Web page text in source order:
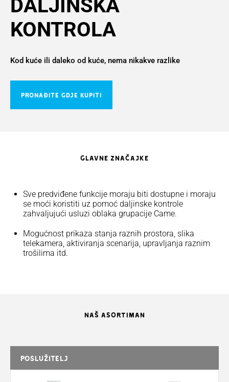
DALJINSKA
KONTROLA
Kod kuće ili daleko od kuće, nema nikakve razlike
PRONAĐITE GDJE KUPITI
GLAVNE ZNAČAJKE
Sve predviđene funkcije moraju biti dostupne i moraju
se moći koristiti uz pomoć daljinske kontrole
zahvaljujući usluzi oblaka grupacije Came.
Mogućnost prikaza stanja raznih prostora, slika
telekamera, aktiviranja scenarija, upravljanja raznim
trošilima itd.
NAŠ ASORTIMAN
POSLUŽITELJ